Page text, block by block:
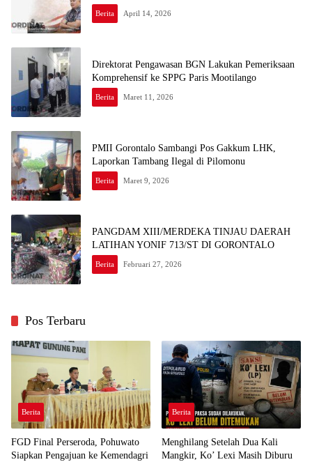
Berita April 14, 2026
Direktorat Pengawasan BGN Lakukan Pemeriksaan
Berita Maret 11, 2026
PMII Gorontalo Sambangi Pos Gakkum LHK,
Laporkan Tambang Ilegal di Pilomonu
Berita Maret 9, 2026
PANGDAM XIII/MERDEKA TINJAU DAERAH
LATIHAN YONIF 713/ST DI GORONTALO
Berita Februari 27, 2026
Pos Terbaru
Berita
FGD Final Perseroda, Pohuwato
Siapkan Pengajuan ke Kemendagri
Berita
Menghilang Setelah Dua Kali
Mangkir, Ko’ Lexi Masih Diburu